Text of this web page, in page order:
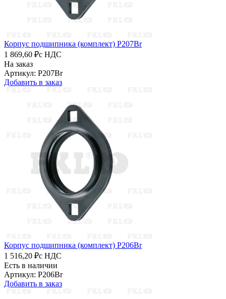
Корпус подшипника (комплект) P207Br
1 869,60 ₽с НДС
На заказ
Артикул: P207Br
Добавить в заказ
Корпус подшипника (комплект) P206Br
1 516,20 ₽с НДС
Есть в наличии
Артикул: P206Br
Добавить в заказ